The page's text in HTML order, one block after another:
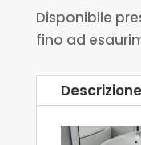
Disponibile
fino ad
Descrizione